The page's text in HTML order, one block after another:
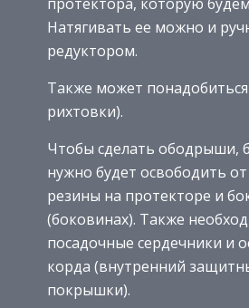
Натягивать ее можно и
редуктором.
Также может
рихтовки).
Чтобы сделать ободрыши,
нужно будет освободить
резины на протекторе и
(боковинах). Также
посадочные сердечники и
корда (внутренний
покрышки).